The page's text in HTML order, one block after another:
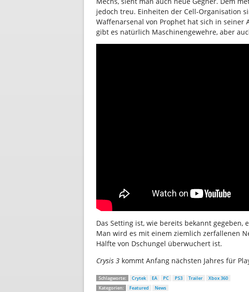
jedoch treu. Einheiten der Cell-Organisation
Waffenarsenal von Prophet hat sich in seiner
gibt es natürlich Maschinengewehre, aber
Das Setting ist, wie bereits bekannt
Man wird es mit einem ziemlich zerfallenen
Hälfte von Dschungel überwuchert ist.
Crysis 3 kommt Anfang nächsten Jahres für
Schlagworte: Crytek EA PC PS3 Trailer
Xbox 360
Kategorien:
Featured News